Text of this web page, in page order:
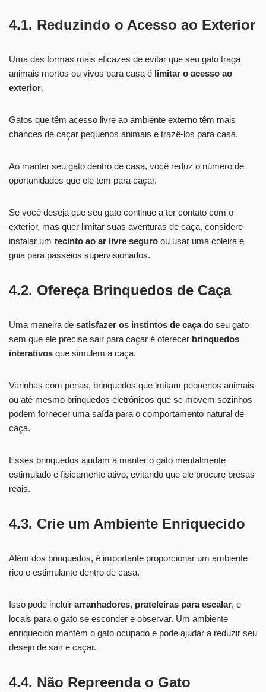
4.1. Reduzindo o Acesso ao Exterior
Uma das formas mais eficazes de evitar que seu gato traga
animais mortos ou vivos para casa é limitar o acesso ao
exterior.
Gatos que têm acesso livre ao ambiente externo têm mais
chances de caçar pequenos animais e trazê-los para casa.
Ao manter seu gato dentro de casa, você reduz o número de
oportunidades que ele tem para caçar.
Se você deseja que seu gato continue a ter contato com o
exterior, mas quer limitar suas aventuras de caça, considere
instalar um recinto ao ar livre seguro ou usar uma coleira e
guia para passeios supervisionados.
4.2. Ofereça Brinquedos de Caça
Uma maneira de satisfazer os instintos de caçado seu gato
sem que ele precise sair para caçar é oferecer brinquedos
interativos que simulem a caça.
Varinhas com penas, brinquedos que imitam pequenos animais
ou até mesmo brinquedos eletrônicos que se movem sozinhos
podem fornecer uma saída para o comportamento natural de
caça.
Esses brinquedos ajudam a manter o gato mentalmente
estimulado e fisicamente ativo, evitando que ele procure presas
reais.
4.3. Crie um Ambiente Enriquecido
Além dos brinquedos, é importante proporcionar um ambiente
rico e estimulante dentro de casa.
Isso pode incluir arranhadores, prateleiras para escalar, e
locais para o gato se esconder e observar. Um ambiente
enriquecido mantém o gato ocupado e pode ajudar a reduzir seu
desejo de sair e caçar.
4.4. Não Repreenda o Gato